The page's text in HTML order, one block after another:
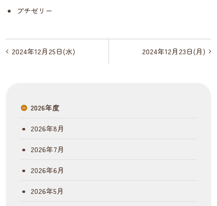
プチゼリー
投
2024年12月23日(月)
2024年12月25日(水)
2026年度
2026年8月
2026年7月
2026年6月
2026年5月